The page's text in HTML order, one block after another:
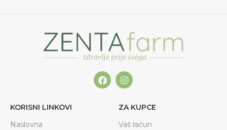
KORISNI LINKOVI
Naslovna
ZA KUPCE
Vaš račun